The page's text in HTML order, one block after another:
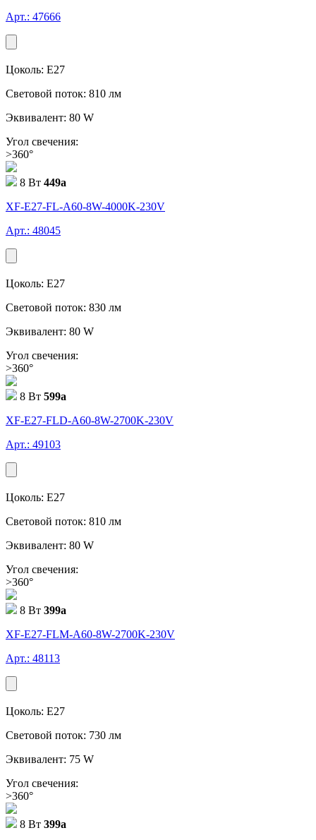
Арт.: 47666
Цоколь: E27
Световой поток: 810 лм
Эквивалент: 80 W
Угол свечения:
>360°
8 Вт 449a
XF-E27-FL-A60-8W-4000K-230V
Арт.: 48045
Цоколь: E27
Световой поток: 830 лм
Эквивалент: 80 W
Угол свечения:
>360°
8 Вт 599a
XF-E27-FLD-A60-8W-2700K-230V
Арт.: 49103
Цоколь: E27
Световой поток: 810 лм
Эквивалент: 80 W
Угол свечения:
>360°
8 Вт 399a
XF-E27-FLM-A60-8W-2700K-230V
Арт.: 48113
Цоколь: E27
Световой поток: 730 лм
Эквивалент: 75 W
Угол свечения:
>360°
8 Вт 399a